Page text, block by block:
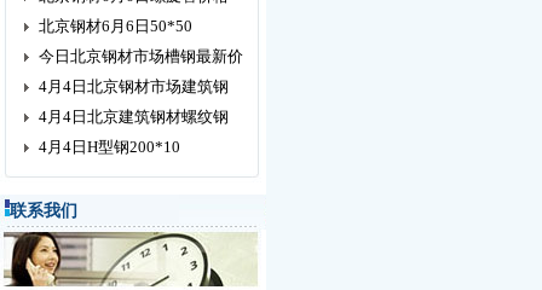
北京钢材6月6日50*50
今日北京钢材市场槽钢最新价
4月4日北京钢材市场建筑钢
4月4日北京建筑钢材螺纹钢
4月4日H型钢200*10
联系我们